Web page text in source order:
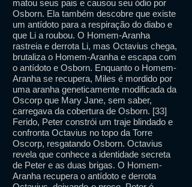
matou seus pais e causou seu ódio por
Osborn. Ela também descobre que existe
um antídoto para a respiração do diabo e
que Li a roubou. O Homem-Aranha
rastreia e derrota Li, mas Octavius ​​chega,
brutaliza o Homem-Aranha e escapa com
o antídoto e Osborn. Enquanto o Homem-
Aranha se recupera, Miles é mordido por
uma aranha geneticamente modificada da
Oscorp que Mary Jane, sem saber,
carregava da cobertura de Osborn. [33]
Ferido, Peter constrói um traje blindado e
confronta Octavius ​​no topo da Torre
Oscorp, resgatando Osborn. Octavius ​​
revela que conhece a identidade secreta
de Peter e as duas brigas. O Homem-
Aranha recupera o antídoto e derrota